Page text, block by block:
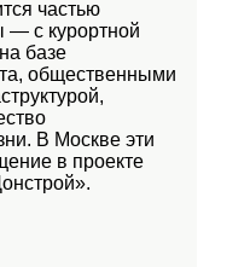
частью
— с курортной
базе
общественными
В Москве эти
в проекте